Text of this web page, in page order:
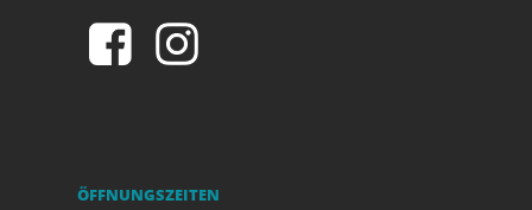
ÖFFNUNGSZEITEN